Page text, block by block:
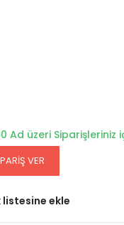
Ad üzeri Siparişleriniz
VER
listesine ekle